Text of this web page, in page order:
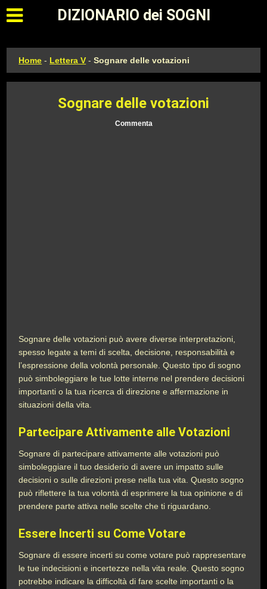
Apri il menu principale
DIZIONARIO dei SOGNI
Home - Lettera V -Sognare delle votazioni
Sognare delle votazioni
Commenta
Sognare delle votazioni può avere diverse interpretazioni,
spesso legate a temi di scelta, decisione, responsabilità e
l’espressione della volontà personale. Questo tipo di sogno
può simboleggiare le tue lotte interne nel prendere decisioni
importanti o la tua ricerca di direzione e affermazione in
situazioni della vita.
Partecipare Attivamente alle Votazioni
Sognare di partecipare attivamente alle votazioni può
simboleggiare il tuo desiderio di avere un impatto sulle
decisioni o sulle direzioni prese nella tua vita. Questo sogno
può riflettere la tua volontà di esprimere la tua opinione e di
prendere parte attiva nelle scelte che ti riguardano.
Essere Incerti su Come Votare
Sognare di essere incerti su come votare può rappresentare
le tue indecisioni e incertezze nella vita reale. Questo sogno
potrebbe indicare la difficoltà di fare scelte importanti o la